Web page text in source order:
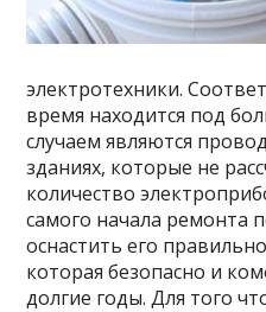
электротехники.
время находится под
случаем являются
зданиях, которые не
количество
самого начала ремонта
оснастить его
которая безопасно и
долгие годы. Для того